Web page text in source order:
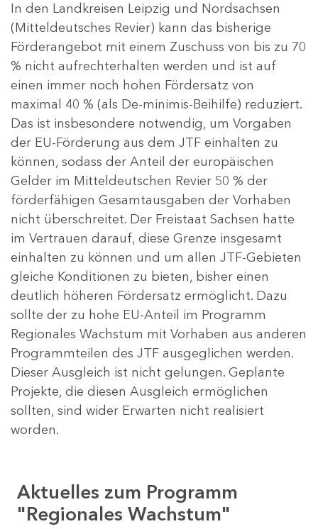
In den Landkreisen Leipzig und Nordsachsen
(Mitteldeutsches Revier) kann das bisherige
Förderangebot mit einem Zuschuss von bis zu 70
% nicht aufrechterhalten werden und ist auf
einen immer noch hohen Fördersatz von
maximal 40 % (als De-minimis-Beihilfe) reduziert.
Das ist insbesondere notwendig, um Vorgaben
der EU-Förderung aus dem JTF einhalten zu
können, sodass der Anteil der europäischen
Gelder im Mitteldeutschen Revier 50 % der
förderfähigen Gesamtausgaben der Vorhaben
nicht überschreitet. Der Freistaat Sachsen hatte
im Vertrauen darauf, diese Grenze insgesamt
einhalten zu können und um allen JTF-Gebieten
gleiche Konditionen zu bieten, bisher einen
deutlich höheren Fördersatz ermöglicht. Dazu
sollte der zu hohe EU-Anteil im Programm
Regionales Wachstum mit Vorhaben aus anderen
Programmteilen des JTF ausgeglichen werden.
Dieser Ausgleich ist nicht gelungen. Geplante
Projekte, die diesen Ausgleich ermöglichen
sollten, sind wider Erwarten nicht realisiert
worden.
Aktuelles zum Programm
"Regionales Wachstum"